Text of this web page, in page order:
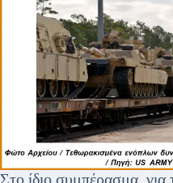
Στο ίδιο συμπέρασμα, για